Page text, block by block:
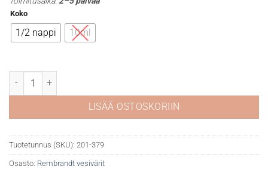
Koko
1/2 nappi 10ml
Rembrandt akvarelli 379 Perylene Red määrä
LISÄÄ OSTOSKORIIN
Tuotetunnus (SKU): 201-379
Osasto: Rembrandt vesivärit